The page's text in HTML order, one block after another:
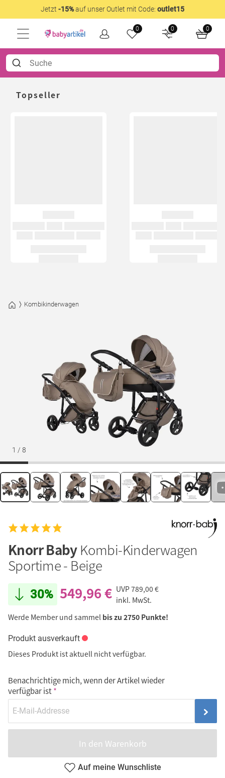
Jetzt -15%auf unser Outlet mit Code: outlet15
0 0 0
Topseller
Kombikinderwagen
1 / 8
Knorr BabyKombi-Kinderwagen
Sportime - Beige
30% 549,96 € UVP789,00 €
inkl. MwSt.
Werde Member und sammel bis zu 2750 Punkte!
Produkt ausverkauft
Dieses Produkt ist aktuell nicht verfügbar.
Benachrichtige mich, wenn der Artikel wieder
verfügbar ist
In den Warenkorb
Auf meine Wunschliste